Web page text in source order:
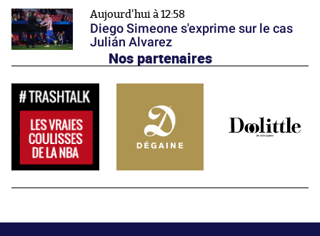
Aujourd'hui à 12:58
Diego Simeone s'exprime sur le cas
Julián Alvarez
Nos partenaires